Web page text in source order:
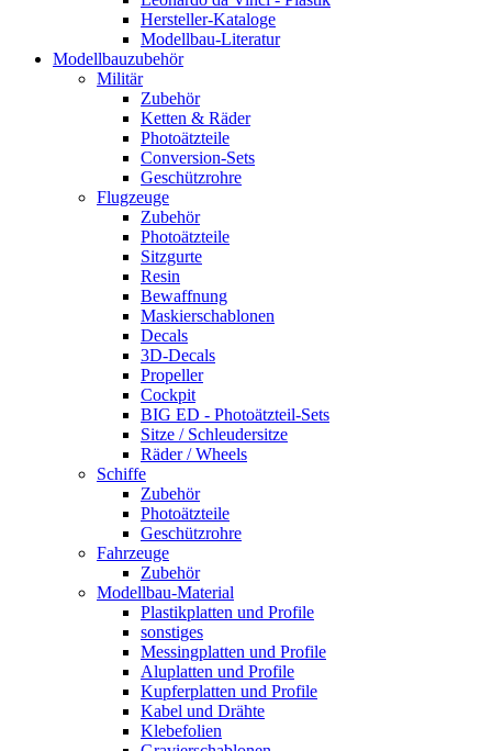
Hersteller-Kataloge
Modellbau-Literatur
Modellbauzubehör
Militär
Zubehör
Ketten & Räder
Photoätzteile
Conversion-Sets
Geschützrohre
Flugzeuge
Zubehör
Photoätzteile
Sitzgurte
Resin
Bewaffnung
Maskierschablonen
Decals
3D-Decals
Propeller
Cockpit
BIG ED - Photoätzteil-Sets
Sitze / Schleudersitze
Räder / Wheels
Schiffe
Zubehör
Photoätzteile
Geschützrohre
Fahrzeuge
Zubehör
Modellbau-Material
Plastikplatten und Profile
sonstiges
Messingplatten und Profile
Aluplatten und Profile
Kupferplatten und Profile
Kabel und Drähte
Klebefolien